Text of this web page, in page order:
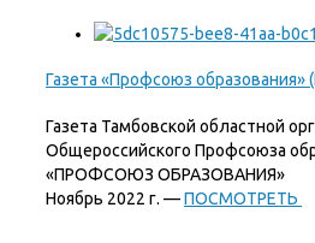
Газета «Профсоюз образования»
Газета Тамбовской областной
Общероссийского Профсоюза
«ПРОФСОЮЗ ОБРАЗОВАНИЯ»
Ноябрь 2022 г. —ПОСМОТРЕТЬ